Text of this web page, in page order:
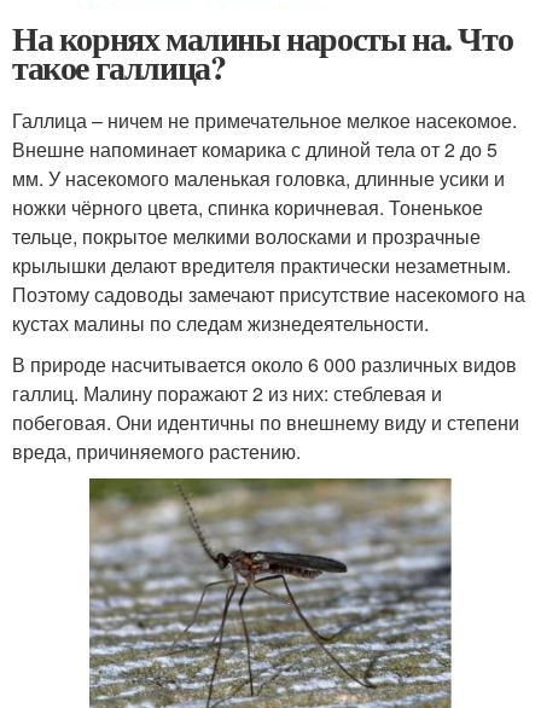
На корнях малины наросты на. Что
такое галлица?
Галлица – ничем не примечательное мелкое насекомое.
Внешне напоминает комарика с длиной тела от 2 до 5
мм. У насекомого маленькая головка, длинные усики и
ножки чёрного цвета, спинка коричневая. Тоненькое
тельце, покрытое мелкими волосками и прозрачные
крылышки делают вредителя практически незаметным.
Поэтому садоводы замечают присутствие насекомого на
кустах малины по следам жизнедеятельности.
В природе насчитывается около 6 000 различных видов
галлиц. Малину поражают 2 из них: стеблевая и
побеговая. Они идентичны по внешнему виду и степени
вреда, причиняемого растению.